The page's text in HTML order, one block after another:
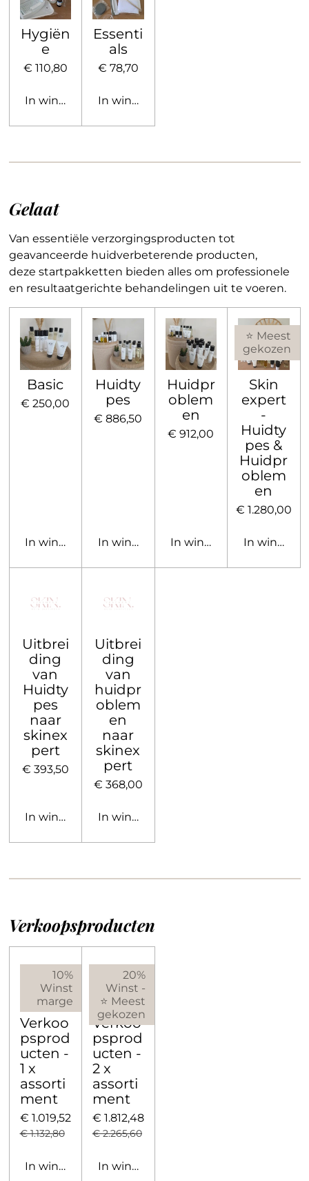
Hygiën
e
€ 110,80
In winkelwagen
Essenti
als
€ 78,70
In winkelwagen
Gelaat
Van essentiële verzorgingsproducten tot
geavanceerde huidverbeterende producten,
deze startpakketten bieden alles om professionele
en resultaatgerichte behandelingen uit te voeren.
Basic
€ 250,00
In winkelwagen
Huidty
pes
€ 886,50
In winkelwagen
Huidpr
oblem
en
€ 912,00
In winkelwagen
⭐ Meest
gekozen
Skin
expert
-
Huidty
pes &
Huidpr
oblem
en
€ 1.280,00
In
Uitbrei
ding
van
Huidty
pes
naar
skinex
pert
€ 393,50
In winkelwagen
Uitbrei
ding
van
huidpr
oblem
en
naar
skinex
pert
€ 368,00
In winkelwagen
Verkoopsproducten
10%
Winst
marge
Verkoo
psprod
ucten -
1 x
assorti
ment
€ 1.019,52
€ 1.132,80
In winkelwagen
20%
Winst -
⭐ Meest
gekozen
Verkoo
psprod
ucten -
2 x
assorti
ment
€ 1.812,48
€ 2.265,60
In winkelwagen